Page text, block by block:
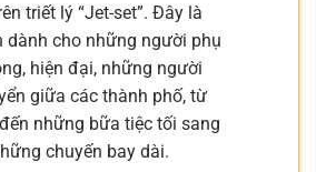
triết lý “Jet-set”. Đây là
dành cho những người phụ
hiện đại, những người
giữa các thành phố, từ
những bữa tiệc tối sang
chuyến bay dài.